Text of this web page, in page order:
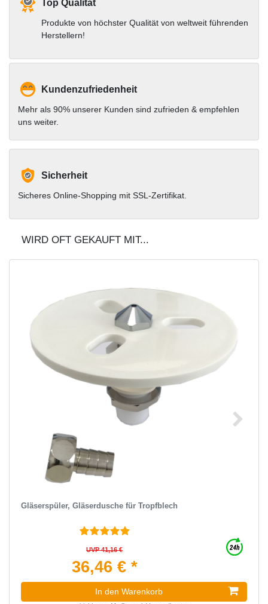
Top Qualität
Produkte von höchster Qualität von weltweit führenden
Herstellern!
Kundenzufriedenheit
Mehr als 90% unserer Kunden sind zufrieden & empfehlen
uns weiter.
Sicherheit
Sicheres Online-Shopping mit SSL-Zertifikat.
WIRD OFT GEKAUFT MIT...
Gläserspüler, Gläserdusche für Tropfblech
UVP 41,16 €
36,46 € *
In den Warenkorb